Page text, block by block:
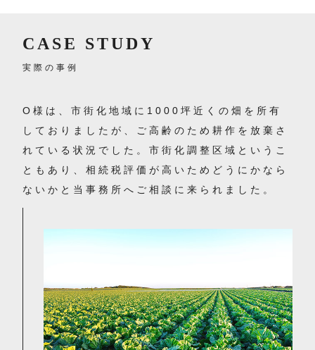
CASE STUDY
実際の事例
O様は、市街化地域に1000坪近くの畑を所有
しておりましたが、ご高齢のため耕作を放棄さ
れている状況でした。市街化調整区域というこ
ともあり、相続税評価が高いためどうにかなら
ないかと当事務所へご相談に来られました。